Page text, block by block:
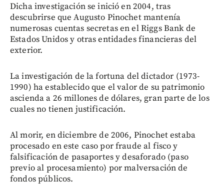
Dicha investigación se inició en 2004, tras
descubrirse que Augusto Pinochet mantenía
numerosas cuentas secretas en el Riggs Bank de
Estados Unidos y otras entidades financieras del
exterior.
La investigación de la fortuna del dictador (1973-
1990) ha establecido que el valor de su patrimonio
ascienda a 26 millones de dólares, gran parte de los
cuales no tienen justificación.
Al morir, en diciembre de 2006, Pinochet estaba
procesado en este caso por fraude al fisco y
falsificación de pasaportes y desaforado (paso
previo al procesamiento) por malversación de
fondos públicos.